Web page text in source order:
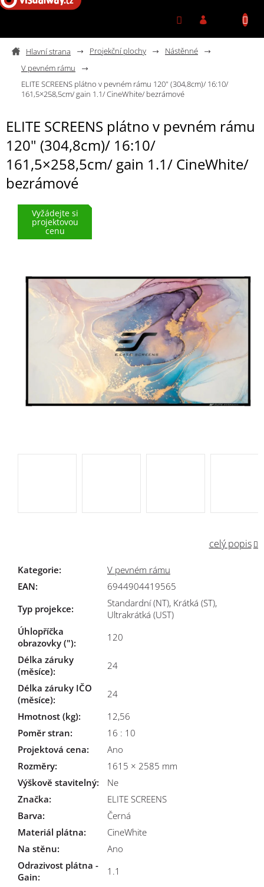
Přejít na obsah
Projekční plochy
Nástěnné
V pevném rámu
ELITE SCREENS plátno v pevném rámu 120" (304,8cm)/ 16:10/
161,5×258,5cm/ gain 1.1/ CineWhite/ bezrámové
ELITE SCREENS plátno v pevném rámu
120" (304,8cm)/ 16:10/
161,5×258,5cm/ gain 1.1/ CineWhite/
bezrámové
Vyžádejte si
projektovou
cenu
celý popis
Kategorie:
V pevném rámu
EAN:
6944904419565
Typ projekce:
Standardní (NT), Krátká (ST),
Ultrakrátká (UST)
Úhlopříčka
obrazovky ("):
120
Délka záruky
(měsíce):
24
Délka záruky IČO
(měsíce):
24
Hmotnost (kg):
12,56
Poměr stran:
16 : 10
Projektová cena:
Ano
Rozměry:
1615 × 2585 mm
Výškově stavitelný:
Ne
Značka:
ELITE SCREENS
Barva:
Černá
Materiál plátna:
CineWhite
Na stěnu:
Ano
Odrazivost plátna -
Gain:
1.1